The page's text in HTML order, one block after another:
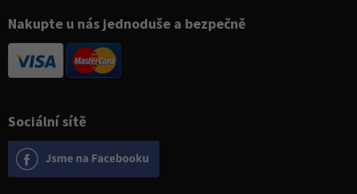
Sociální sítě
Nakupte u nás jednoduše a bezpečně